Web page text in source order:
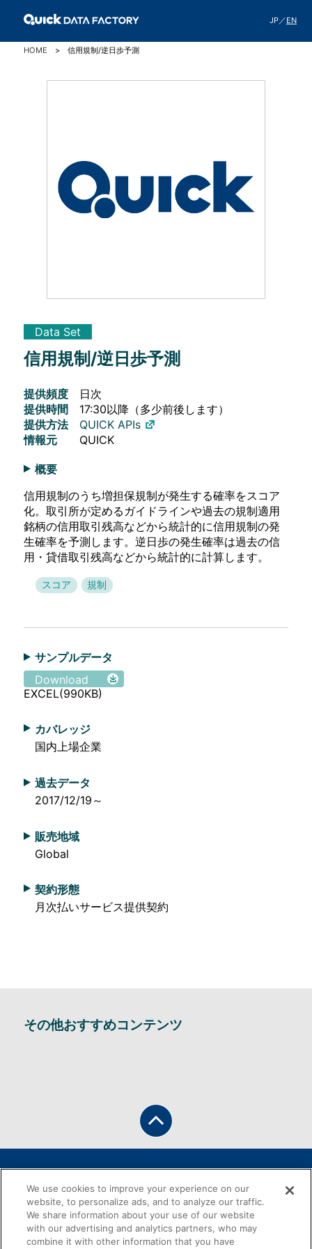
JP／EN
HOME 信用規制/逆日歩予測
Data Set
信用規制/逆日歩予測
提供頻度
日次
提供時間
17:30以降（多少前後します）
提供方法
QUICK APIs
情報元
QUICK
概要
信用規制のうち増担保規制が発生する確率をスコア
化。取引所が定めるガイドラインや過去の規制適用
銘柄の信用取引残高などから統計的に信用規制の発
生確率を予測します。逆日歩の発生確率は過去の信
用・貸借取引残高などから統計的に計算します。
スコア 規制
サンプルデータ
Download
EXCEL(990KB)
カバレッジ
国内上場企業
過去データ
2017/12/19～
販売地域
Global
契約形態
月次払いサービス提供契約
その他おすすめコンテンツ
個人情報保護方針
特定個人情報保護方針
利用者情報外部送信について
QUICKについて
日経グループ会社
We use cookies to improve your experience on our
website, to personalize ads, and to analyze our traffic.
We share information about your use of our website
with our advertising and analytics partners, who may
combine it with other information that you have